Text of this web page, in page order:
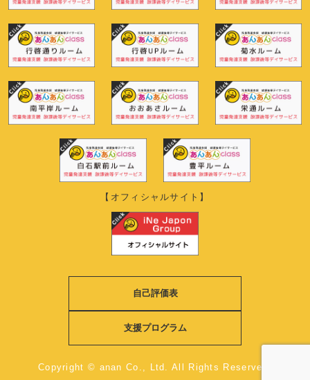
【オフィシャルサイト】
自己評価表
支援プログラム
Copyright © anan Co., Ltd. All Rights Reserved.